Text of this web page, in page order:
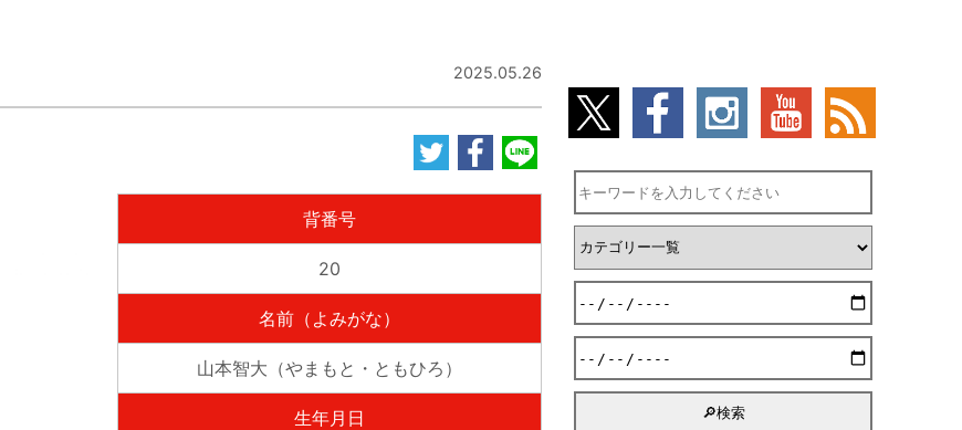
2025.05.26
背番号
20
名前（よみがな）
山本智大（やまもと・ともひろ）
生年月日